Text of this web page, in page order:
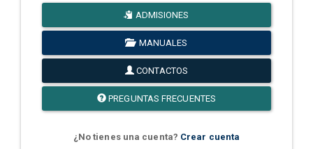
ADMISIONES
MANUALES
CONTACTOS
PREGUNTAS FRECUENTES
¿No tienes una cuenta? Crear cuenta